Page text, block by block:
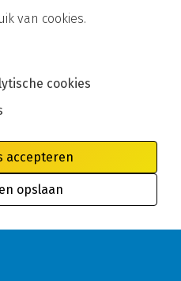
van cookies.
cookies
accepteren
opslaan